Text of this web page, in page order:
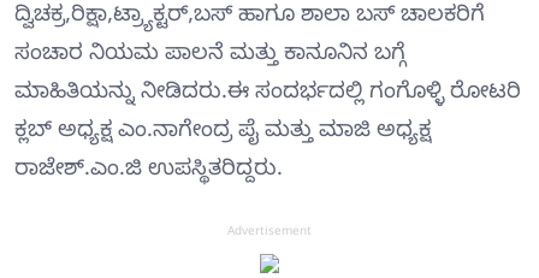
ದ್ವಿಚಕ್ರ,ರಿಕ್ಷಾ,ಟ್ರ್ಯಾಕ್ಟರ್,ಬಸ್ ಹಾಗೂ ಶಾಲಾ ಬಸ್ ಚಾಲಕರಿಗೆ
ಸಂಚಾರ ನಿಯಮ ಪಾಲನೆ ಮತ್ತು ಕಾನೂನಿನ ಬಗ್ಗೆ
ಮಾಹಿತಿಯನ್ನು ನೀಡಿದರು.ಈ ಸಂದರ್ಭದಲ್ಲಿ ಗಂಗೊಳ್ಳಿ ರೋಟರಿ
ಕ್ಲಬ್ ಅಧ್ಯಕ್ಷ ಎಂ.ನಾಗೇಂದ್ರ ಪೈ ಮತ್ತು ಮಾಜಿ ಅಧ್ಯಕ್ಷ
ರಾಜೇಶ್.ಎಂ.ಜಿ ಉಪಸ್ಥಿತರಿದ್ದರು.
Advertisement